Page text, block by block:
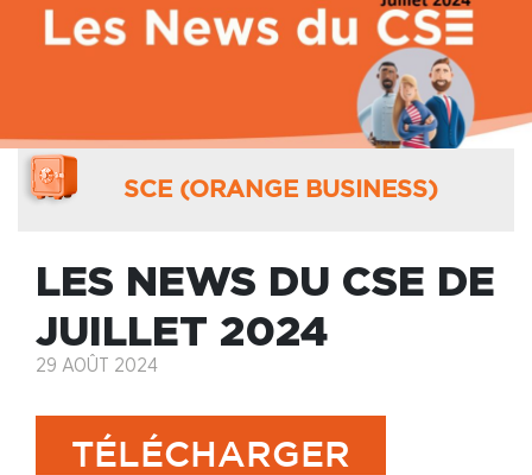
SCE (ORANGE BUSINESS)
LES NEWS DU CSE DE
JUILLET 2024
29 AOÛT 2024
TÉLÉCHARGER